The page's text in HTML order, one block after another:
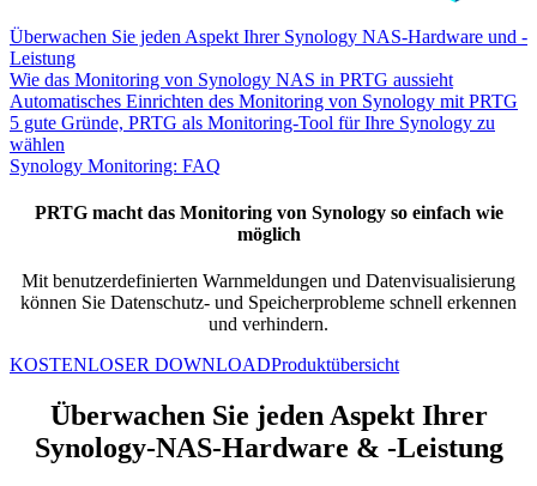
Überwachen Sie jeden Aspekt Ihrer Synology NAS-Hardware und -
Leistung
Wie das Monitoring von Synology NAS in PRTG aussieht
Automatisches Einrichten des Monitoring von Synology mit PRTG
5 gute Gründe, PRTG als Monitoring-Tool für Ihre Synology zu
wählen
Synology Monitoring: FAQ
PRTG macht das Monitoring von Synology so einfach wie
möglich
Mit benutzerdefinierten Warnmeldungen und Datenvisualisierung
können Sie Datenschutz- und Speicherprobleme schnell erkennen
und verhindern.
KOSTENLOSER DOWNLOADProduktübersicht
Überwachen Sie jeden Aspekt Ihrer
Synology-NAS-Hardware & -Leistung